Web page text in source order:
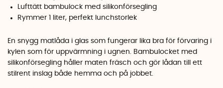
Lufttätt bambulock med silikonförsegling
Rymmer 1 liter, perfekt lunchstorlek
En snygg matlåda i glas som fungerar lika bra för förvaring i
kylen som för uppvärmning i ugnen. Bambulocket med
silikonförsegling håller maten fräsch och gör lådan till ett
stilrent inslag både hemma och på jobbet.